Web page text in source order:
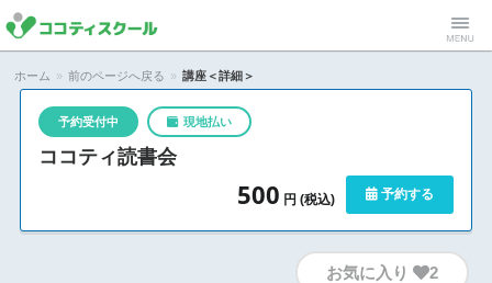
ココティス
クール
ホーム » 前のページへ戻る » 講座＜詳細＞
予約受付中 現地払い
ココティ読書会
予約する
500 円 (税込)
お気に入り 2